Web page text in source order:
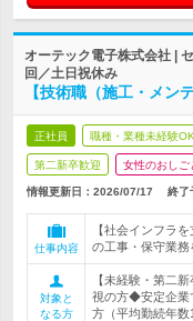
オーテック電子株式会社 |
回／土日祝休み
【技術職（施工・メン
正社員 職種・業種未経験OK
第二新卒歓迎 女性のおしご
情報更新日：2026/07/17 終了
仕事内容
【社会インフラ
の工事・保守業
対象と
なる方
【未経験・第二
視の方◆安定企業
方（平均勤続年数